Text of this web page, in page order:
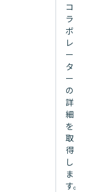
コ
ラ
ボ
レ
ー
タ
ー
の
詳
細
を
取
得
し
ま
す。